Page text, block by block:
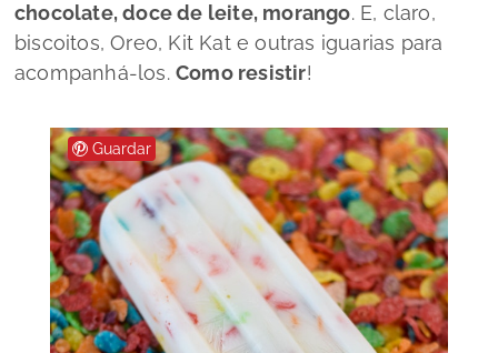
chocolate, doce de leite, morango. E, claro,
biscoitos, Oreo, Kit Kat e outras iguarias para
acompanhá-los. Como resistir!
Guardar